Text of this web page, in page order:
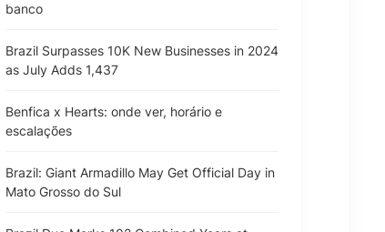
banco
Brazil Surpasses 10K New Businesses in 2024
as July Adds 1,437
Benfica x Hearts: onde ver, horário e
escalações
Brazil: Giant Armadillo May Get Official Day in
Mato Grosso do Sul